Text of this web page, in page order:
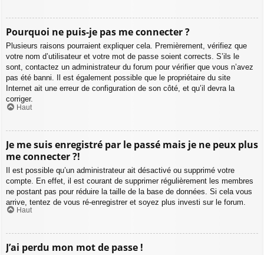
Pourquoi ne puis-je pas me connecter ?
Plusieurs raisons pourraient expliquer cela. Premièrement, vérifiez que
votre nom d’utilisateur et votre mot de passe soient corrects. S’ils le
sont, contactez un administrateur du forum pour vérifier que vous n’avez
pas été banni. Il est également possible que le propriétaire du site
Internet ait une erreur de configuration de son côté, et qu’il devra la
corriger.
Haut
Je me suis enregistré par le passé mais je ne peux plus
me connecter ?!
Il est possible qu’un administrateur ait désactivé ou supprimé votre
compte. En effet, il est courant de supprimer régulièrement les membres
ne postant pas pour réduire la taille de la base de données. Si cela vous
arrive, tentez de vous ré-enregistrer et soyez plus investi sur le forum.
Haut
J’ai perdu mon mot de passe !